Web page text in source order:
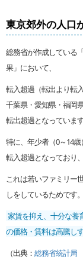
東京郊外の人口
総務省が作成している
果」において、
転入超過（転出より転
千葉県・愛知県・福岡
転出超過となっています
特に、年少者（0～14
転入超過となっており
これは若いファミリー
しをしているためです。
家賃を抑え、十分な養
の価格・賃料は高騰し
（出典： 総務省統計局